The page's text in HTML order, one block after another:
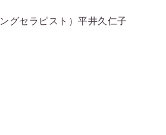
グセラピスト）平井久仁子